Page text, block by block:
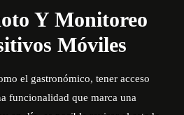
Y Monitoreo
Móviles
el gastronómico, tener acceso
funcionalidad que marca una